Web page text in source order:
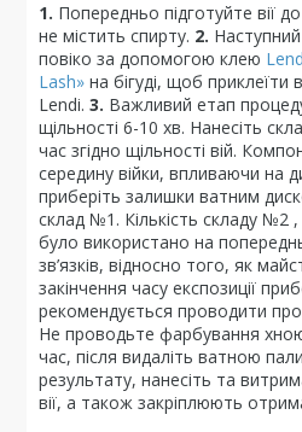
1. Попередньо підготуйте вії
не містить спирту. 2.
повіко за допомогою клею
Lash» на бігуді, щоб приклеїти
Lendi. 3. Важливий етап
щільності 6-10 хв. Нанесіть
час згідно щільності вій.
середину війки, впливаючи на
приберіть залишки ватним
склад №1. Кількість складу №2
було використано на
зв’язків, відносно того, як
закінчення часу експозиції
рекомендується проводити
Не проводьте фарбування
час, після видаліть ватною
результату, нанесіть та
вії, а також закріплюють